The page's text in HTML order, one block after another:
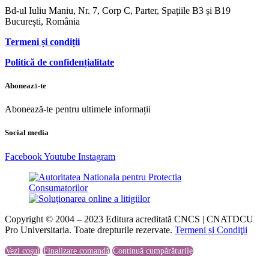
Bd-ul Iuliu Maniu, Nr. 7, Corp C, Parter, Spațiile B3 și B19
București, România
Termeni și condiții
Politică de confidențialitate
Abonează-te
Abonează-te pentru ultimele informații
Social media
FacebookYoutube Instagram
Copyright © 2004 – 2023 Editura acreditată CNCS | CNATDCU
Pro Universitaria. Toate drepturile rezervate. Termeni si Condiţii
Vezi coșul Finalizare comandă Continuă cumpărăturile